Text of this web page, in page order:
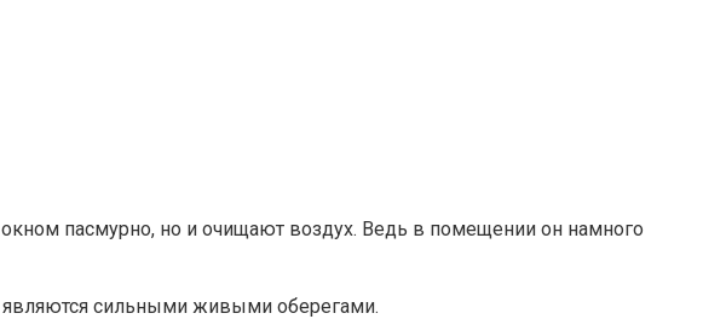
пасмурно, но и очищают воздух. Ведь в помещении он намного
являются сильными живыми оберегами.